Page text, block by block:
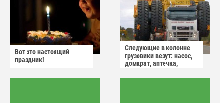
Вот это настоящий
праздник!
Следующие в колонне
грузовики везут: насос,
домкрат, аптечка,